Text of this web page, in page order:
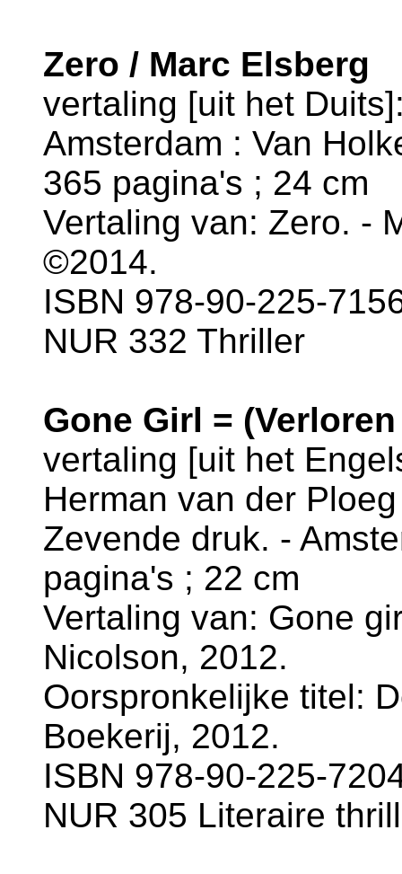
Zero / Marc Elsberg
vertaling [uit het
Amsterdam : Van
365 pagina's ; 24 cm
Vertaling van: Zero. -
©2014.
ISBN 978-90-225-
NUR 332 Thriller
Gone Girl =
vertaling [uit het
Herman van der Ploeg
Zevende druk. -
pagina's ; 22 cm
Vertaling van: Gone
Nicolson, 2012.
Oorspronkelijke titel:
Boekerij, 2012.
ISBN 978-90-225-
NUR 305 Literaire